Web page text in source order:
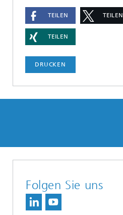
TEILEN TEILEN
TEILEN
DRUCKEN
Folgen Sie uns